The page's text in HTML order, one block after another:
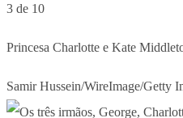
3 de 10
Princesa Charlotte e Kate
Samir Hussein/WireImage/Getty